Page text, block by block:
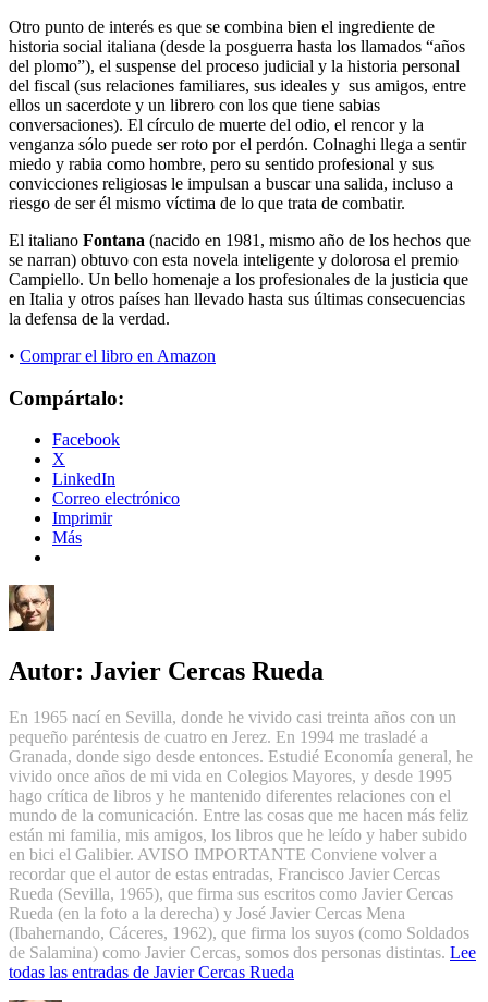
Otro punto de interés es que se combina bien el ingrediente de
historia social italiana (desde la posguerra hasta los llamados “años
del plomo”), el suspense del proceso judicial y la historia personal
del fiscal (sus relaciones familiares, sus ideales y sus amigos, entre
ellos un sacerdote y un librero con los que tiene sabias
conversaciones). El círculo de muerte del odio, el rencor y la
venganza sólo puede ser roto por el perdón. Colnaghi llega a sentir
miedo y rabia como hombre, pero su sentido profesional y sus
convicciones religiosas le impulsan a buscar una salida, incluso a
riesgo de ser él mismo víctima de lo que trata de combatir.
El italiano Fontana (nacido en 1981, mismo año de los hechos que
se narran) obtuvo con esta novela inteligente y dolorosa el premio
Campiello. Un bello homenaje a los profesionales de la justicia que
en Italia y otros países han llevado hasta sus últimas consecuencias
la defensa de la verdad.
• Comprar el libro en Amazon
Compártalo:
Facebook
X
LinkedIn
Correo electrónico
Imprimir
Más
Autor: Javier Cercas Rueda
En 1965 nací en Sevilla, donde he vivido casi treinta años con un
pequeño paréntesis de cuatro en Jerez. En 1994 me trasladé a
Granada, donde sigo desde entonces. Estudié Economía general, he
vivido once años de mi vida en Colegios Mayores, y desde 1995
hago crítica de libros y he mantenido diferentes relaciones con el
mundo de la comunicación. Entre las cosas que me hacen más feliz
están mi familia, mis amigos, los libros que he leído y haber subido
en bici el Galibier. AVISO IMPORTANTE Conviene volver a
recordar que el autor de estas entradas, Francisco Javier Cercas
Rueda (Sevilla, 1965), que firma sus escritos como Javier Cercas
Rueda (en la foto a la derecha) y José Javier Cercas Mena
(Ibahernando, Cáceres, 1962), que firma los suyos (como Soldados
de Salamina) como Javier Cercas, somos dos personas distintas. Lee
todas las entradas de Javier Cercas Rueda